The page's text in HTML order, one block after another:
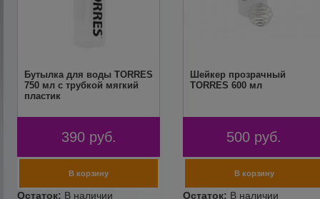
Бутылка для воды TORRES
750 мл с трубкой мягкий
пластик
390 руб.
Шейкер прозрачный
TORRES 600 мл
500 руб.